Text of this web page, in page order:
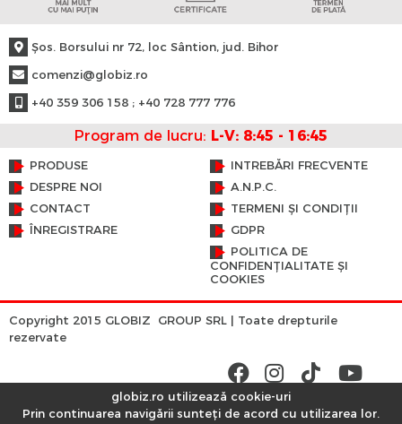
Şos. Borsului nr 72, loc Sântion, jud. Bihor
comenzi@globiz.ro
+40 359 306 158 ; +40 728 777 776
Program de lucru: L-V: 8:45 - 16:45
PRODUSE
DESPRE NOI
CONTACT
ÎNREGISTRARE
INTREBĂRI FRECVENTE
A.N.P.C.
TERMENI ȘI CONDIȚII
GDPR
POLITICA DE
CONFIDENȚIALITATE ȘI
COOKIES
Copyright 2015 GLOBIZ GROUP SRL | Toate drepturile
rezervate
globiz.ro utilizează cookie-uri
Prin continuarea navigării sunteți de acord cu utilizarea lor.